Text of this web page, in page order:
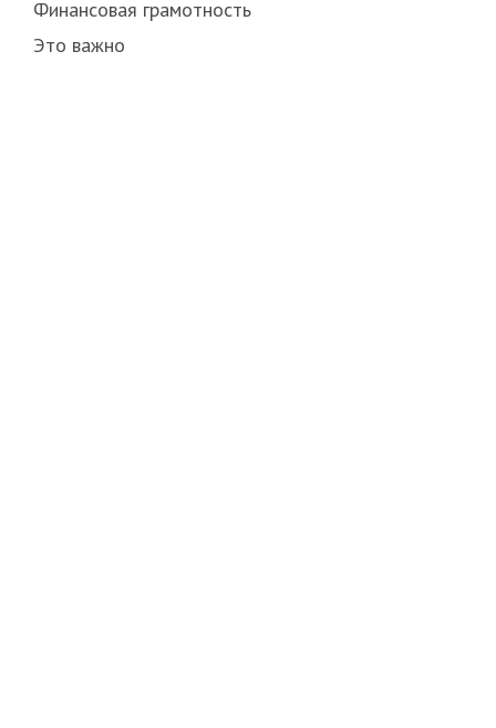
Финансовая грамотность
Это важно